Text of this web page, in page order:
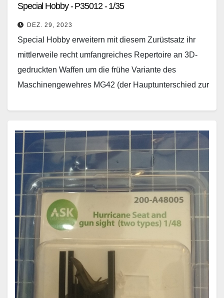
Special Hobby - P35012 - 1/35
DEZ. 29, 2023
Special Hobby erweitern mit diesem Zurüstsatz ihr
mittlerweile recht umfangreiches Repertoire an 3D-
gedruckten Waffen um die frühe Variante des
Maschinengewehres MG42 (der Hauptunterschied zur